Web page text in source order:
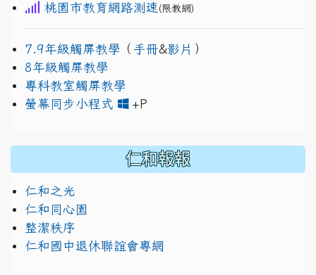
桃園市教育網路測速 (限教網)
7.9年級觸屏教學 （ 手冊&影片 ）
8年級觸屏教學
專科教室觸屏教學
螢幕同步小程式
+P
仁和報報
仁和之光
仁和同心園
整潔秩序
仁和國中退休聯誼會專網